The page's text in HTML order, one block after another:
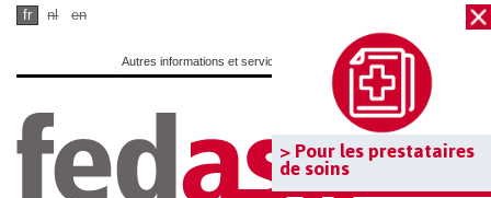
Passer
contenu
principal
> Pour les prestataires
de soins
fr nl en
Autres informations et services officiels :www.belgium.be